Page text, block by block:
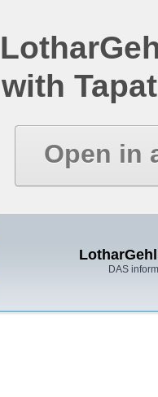
with
Open in
DAS